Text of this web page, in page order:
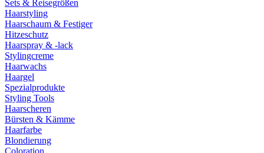
Sets & Reisegrößen
Haarstyling
Haarschaum & Festiger
Hitzeschutz
Haarspray & -lack
Stylingcreme
Haarwachs
Haargel
Spezialprodukte
Styling Tools
Haarscheren
Bürsten & Kämme
Haarfarbe
Blondierung
Coloration